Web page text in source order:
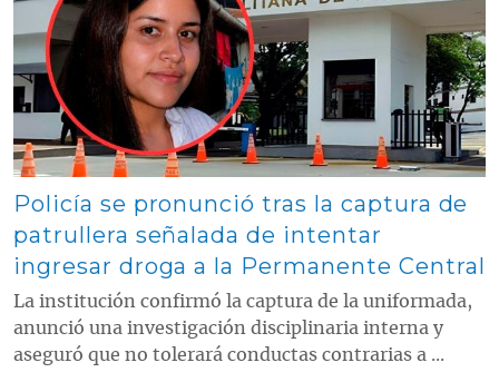
Policía se pronunció tras la captura de
patrullera señalada de intentar
ingresar droga a la Permanente Central
La institución confirmó la captura de la uniformada,
anunció una investigación disciplinaria interna y
aseguró que no tolerará conductas contrarias a ...